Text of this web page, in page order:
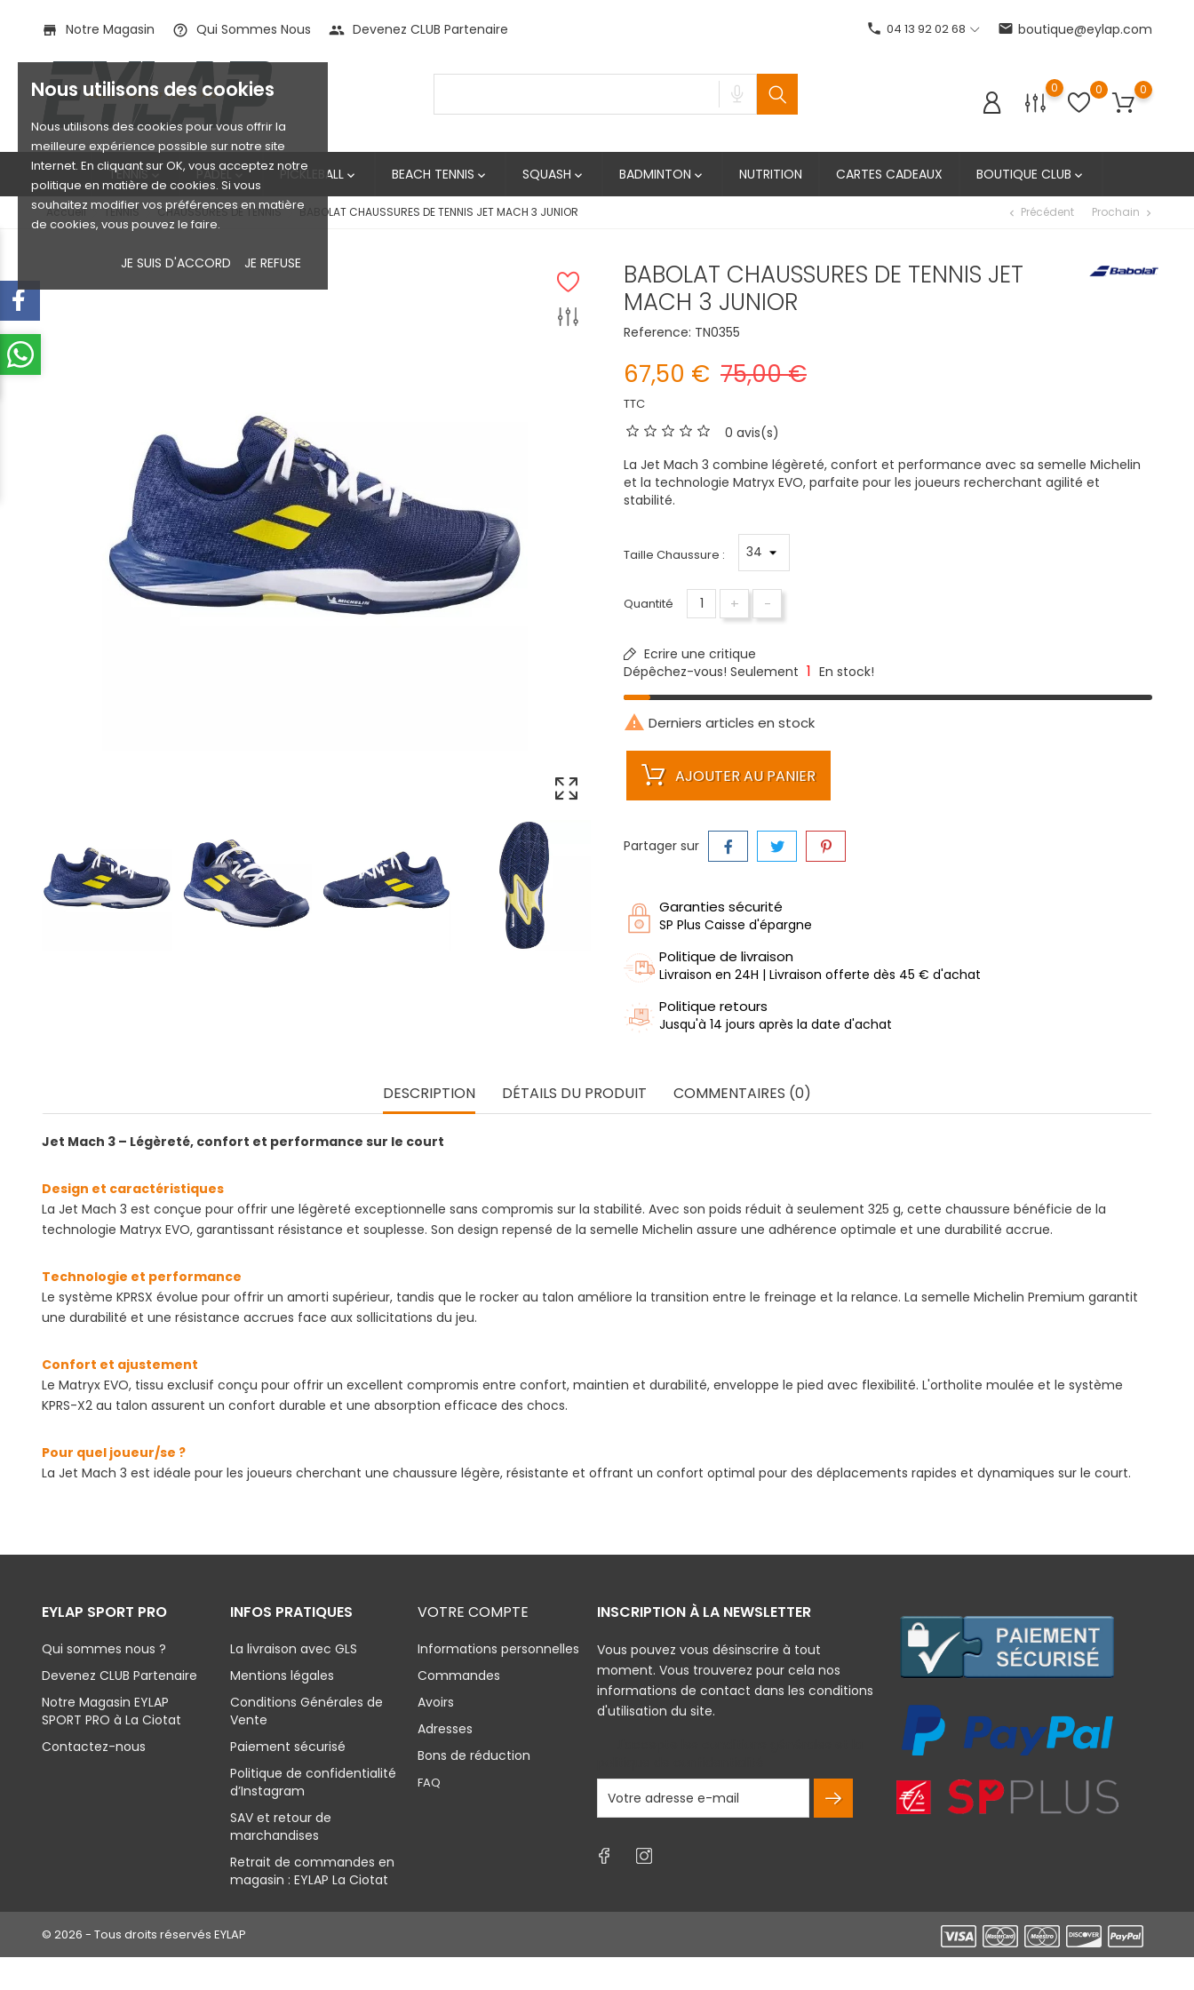
Nous utilisons des cookies
Nous utilisons des cookies pour vous offrir la
meilleure expérience possible sur notre site
Internet. En cliquant sur OK, vous acceptez notre
politique en matière de cookies. Si vous
souhaitez modifier vos préférences en matière
de cookies, vous pouvez le faire.
JE SUIS D'ACCORD JE REFUSE
store Notre Magasin help_outline Qui Sommes Nous people Devenez CLUB Partenaire phone 04 13 92 02 68 email boutique@eylap.com
0 0 0
TENNIS PADEL PICKLEBALL  BEACH TENNIS  SQUASH  BADMINTON  NUTRITION CARTES CADEAUX BOUTIQUE CLUB 
Accueil TENNIS CHAUSSURES DE TENNIS BABOLAT CHAUSSURES DE TENNIS JET MACH 3 JUNIOR chevron_left Précédent Prochain chevron_right
BABOLAT CHAUSSURES DE TENNIS JET
MACH 3 JUNIOR
Reference: TN0355
67,50 € 75,00 €
TTC
0 avis(s)
La Jet Mach 3 combine légèreté, confort et performance avec sa semelle Michelin
et la technologie Matryx EVO, parfaite pour les joueurs recherchant agilité et
stabilité.
Taille Chaussure :
Quantité + -
Ecrire une critique
Dépêchez-vous! Seulement 1 En stock!
 Derniers articles en stock
AJOUTER AU PANIER
Partager sur
Garanties sécurité
SP Plus Caisse d'épargne
Politique de livraison
Livraison en 24H | Livraison offerte dès 45 € d'achat
Politique retours
Jusqu'à 14 jours après la date d'achat
DESCRIPTION DÉTAILS DU PRODUIT COMMENTAIRES (0)
Jet Mach 3 – Légèreté, confort et performance sur le court
Design et caractéristiques
La Jet Mach 3 est conçue pour offrir une légèreté exceptionnelle sans compromis sur la stabilité. Avec son poids réduit à seulement 325 g, cette chaussure bénéficie de la
technologie Matryx EVO, garantissant résistance et souplesse. Son design repensé de la semelle Michelin assure une adhérence optimale et une durabilité accrue.
Technologie et performance
Le système KPRSX évolue pour offrir un amorti supérieur, tandis que le rocker au talon améliore la transition entre le freinage et la relance. La semelle Michelin Premium garantit
une durabilité et une résistance accrues face aux sollicitations du jeu.
Confort et ajustement
Le Matryx EVO, tissu exclusif conçu pour offrir un excellent compromis entre confort, maintien et durabilité, enveloppe le pied avec flexibilité. L'ortholite moulée et le système
KPRS-X2 au talon assurent un confort durable et une absorption efficace des chocs.
Pour quel joueur/se ?
La Jet Mach 3 est idéale pour les joueurs cherchant une chaussure légère, résistante et offrant un confort optimal pour des déplacements rapides et dynamiques sur le court.
EYLAP SPORT PRO
Qui sommes nous ?
Devenez CLUB Partenaire
Notre Magasin EYLAP
SPORT PRO à La Ciotat
Contactez-nous
INFOS PRATIQUES
La livraison avec GLS
Mentions légales
Conditions Générales de
Vente
Paiement sécurisé
Politique de confidentialité
d’Instagram
SAV et retour de
marchandises
Retrait de commandes en
magasin : EYLAP La Ciotat
VOTRE COMPTE
Informations personnelles
Commandes
Avoirs
Adresses
Bons de réduction
FAQ
INSCRIPTION À LA NEWSLETTER
Vous pouvez vous désinscrire à tout
moment. Vous trouverez pour cela nos
informations de contact dans les conditions
d'utilisation du site.
© 2026 - Tous droits réservés EYLAP